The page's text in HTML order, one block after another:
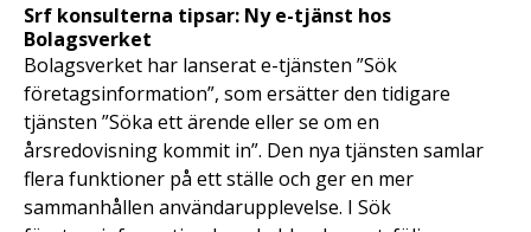
Srf konsulterna tipsar: Ny e-tjänst hos
Bolagsverket
Bolagsverket har lanserat e-tjänsten ”Sök
företagsinformation”, som ersätter den tidigare
tjänsten ”Söka ett ärende eller se om en
årsredovisning kommit in”. Den nya tjänsten samlar
flera funktioner på ett ställe och ger en mer
sammanhållen användarupplevelse. I Sök